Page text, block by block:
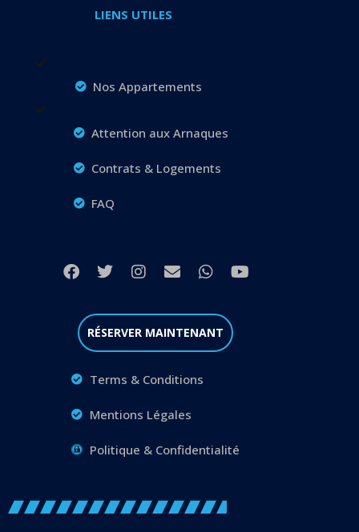
LIENS UTILES
Nos Appartements
Attention aux Arnaques
Contrats & Logements
FAQ
RÉSERVER MAINTENANT
Terms & Conditions
Mentions Légales
Politique & Confidentialité